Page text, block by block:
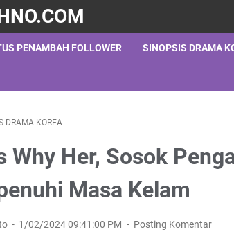
PENAMBAH FOLLOWER SINOPSIS DRAMA
DRAMA KOREA
Why Her, Sosok
Masa Kelam
1/02/2024 09:41:00 PM Posting Komentar